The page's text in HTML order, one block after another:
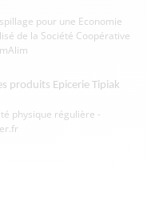
pour une Economie
de la Société Coopérative
produits Epicerie Tipiak
physique régulière -